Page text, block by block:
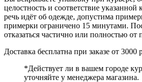
целостность и соответствие
речь идёт об одежде, допустима
примерки ограничено 15 минутами.
отказаться частично или полностью от
Доставка бесплатна при заказе от 3000
*Действует ли в вашем городе
уточняйте у менеджера магазина.